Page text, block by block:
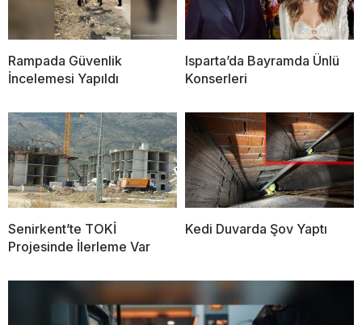
Rampada Güvenlik
İncelemesi Yapıldı
Isparta’da Bayramda Ünlü
Konserleri
Senirkent’te TOKİ
Projesinde İlerleme Var
Kedi Duvarda Şov Yaptı